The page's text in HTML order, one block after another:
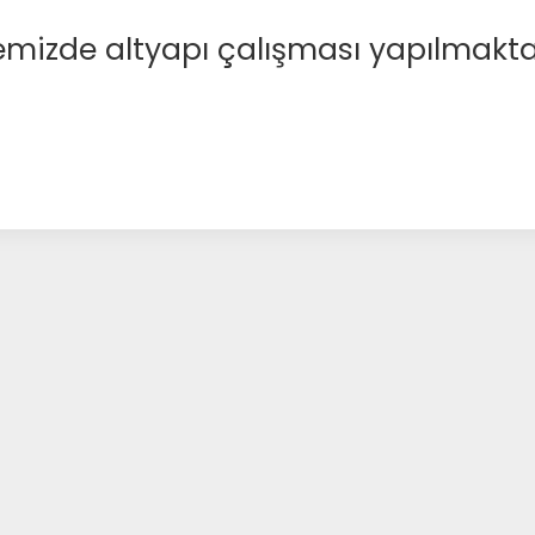
altyapı çalışması